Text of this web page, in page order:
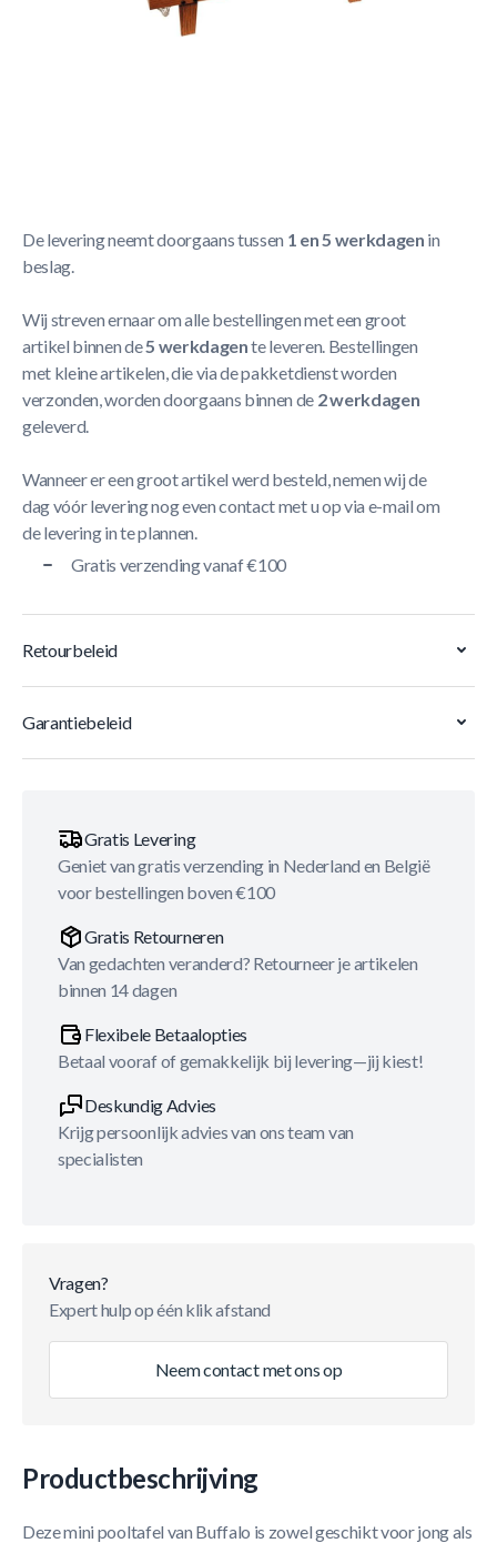
De levering neemt doorgaans tussen 1 en 5 werkdagen in
beslag.
Wij streven ernaar om alle bestellingen met een groot
artikel binnen de5 werkdagente leveren. Bestellingen
met kleine artikelen, die via de pakketdienst worden
verzonden, worden doorgaans binnen de 2 werkdagen
geleverd.
Wanneer er een groot artikel werd besteld, nemen wij de
dag vóór levering nog even contact met u op via e-mail om
de levering in te plannen.
Gratis verzending vanaf €100
Retourbeleid
Garantiebeleid
Gratis Levering
Geniet van gratis verzending in Nederland en België
voor bestellingen boven €100
Gratis Retourneren
Van gedachten veranderd? Retourneer je artikelen
binnen 14 dagen
Flexibele Betaalopties
Betaal vooraf of gemakkelijk bij levering—jij kiest!
Deskundig Advies
Krijg persoonlijk advies van ons team van
specialisten
Vragen?
Expert hulp op één klik afstand
Neem contact met ons op
Productbeschrijving
Deze mini pooltafel van Buffalo is zowel geschikt voor jong als